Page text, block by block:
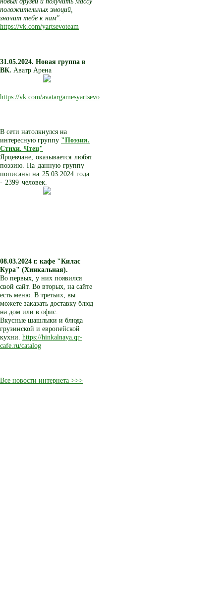
положительных эмоций,
значит тебе к нам".
https://vk.com/yartsevoteam
31.05.2024. Новая группа в
ВК. Аватр Арена
https://vk.com/avatargamesyartsevo
В сети натолкнулся на
интересную группу "Поэзия.
Стихи. Чтец"
Ярцевчане, оказывается любят
поэзию. На данную группу
пописаны на 25.03.2024 года
- 2399 человек.
08.03.2024 г. кафе "Килас
Кура" (Хинкальная).
Во первых, у них появился
свой сайт. Во вторых, на сайте
есть меню. В третьих, вы
можете заказать доставку блюд
на дом или в офис.
Вкусные шашлыки и блюда
грузинской и европейской
кухни. https://hinkalnaya.qr-
cafe.ru/catalog
Все новости интернета >>>